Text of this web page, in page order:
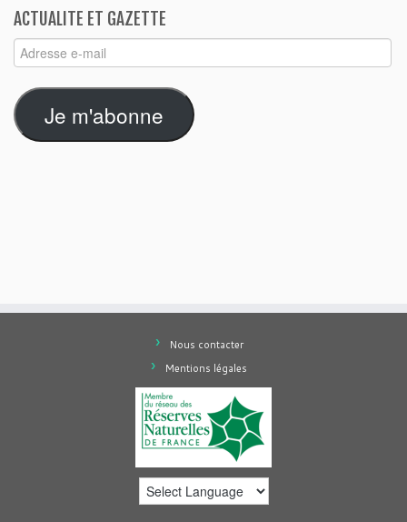
ACTUALITE ET GAZETTE
Adresse
e-
mail
Je m'abonne
Nous contacter
Mentions légales